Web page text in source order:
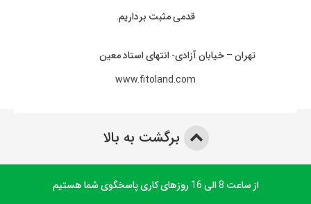
قدمی مثبت برداریم.
تهران – خیابان آزادی- انتهای استاد معین
www.fitoland.com
برگشت به بالا
از ساعت 8 الی 16 روزهای کاری پاسخگوی شما هستیم